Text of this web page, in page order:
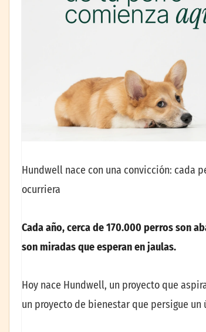
Hundwell nace con una convicción: cada
ocurriera
Cada año, cerca de 170.000 perros son
son miradas que esperan en jaulas.
Hoy nace Hundwell, un proyecto que
un proyecto de bienestar que persigue